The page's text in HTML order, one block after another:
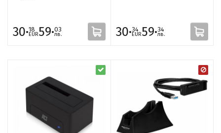
30·18
EUR59·03
лв. 30·34
EUR59·34
лв.